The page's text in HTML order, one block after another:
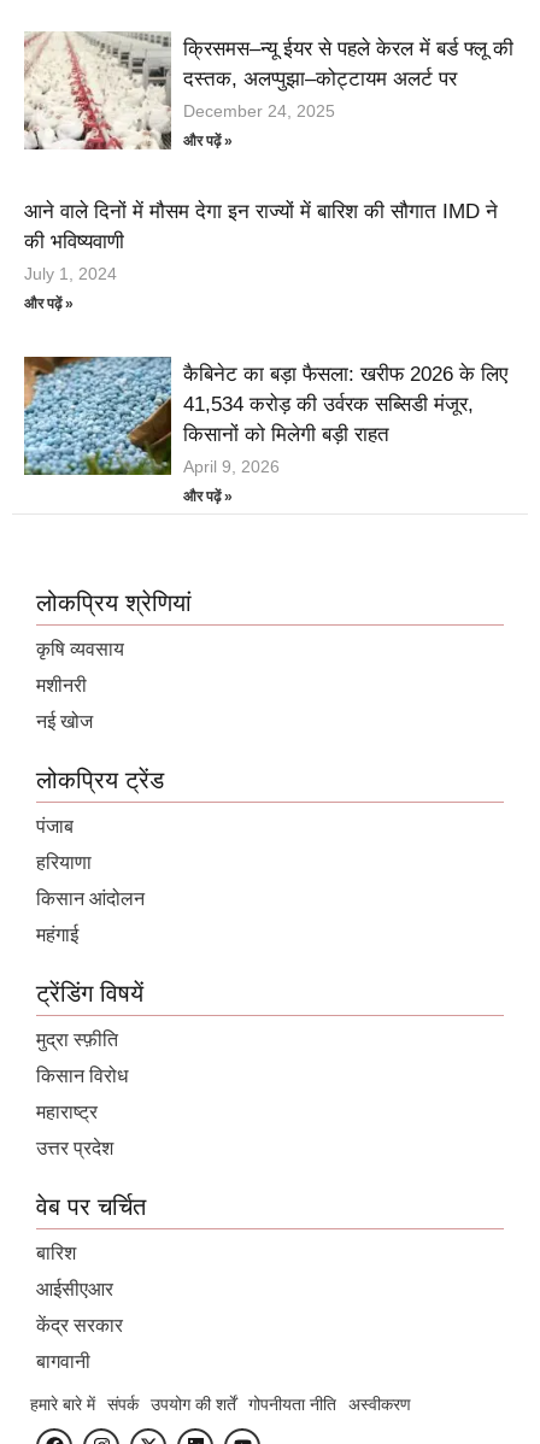
क्रिसमस–न्यू ईयर से पहले केरल में बर्ड फ्लू की
दस्तक, अलप्पुझा–कोट्टायम अलर्ट पर
December 24, 2025
और पढ़ें »
आने वाले दिनों में मौसम देगा इन राज्यों में बारिश की सौगात IMD ने
की भविष्यवाणी
July 1, 2024
और पढ़ें »
कैबिनेट का बड़ा फैसला: खरीफ 2026 के लिए
41,534 करोड़ की उर्वरक सब्सिडी मंजूर,
किसानों को मिलेगी बड़ी राहत
April 9, 2026
और पढ़ें »
लोकप्रिय श्रेणियां
कृषि व्यवसाय
मशीनरी
नई खोज
लोकप्रिय ट्रेंड
पंजाब
हरियाणा
किसान आंदोलन
महंगाई
ट्रेंडिंग विषयें
मुद्रा स्फ़ीति
किसान विरोध
महाराष्ट्र
उत्तर प्रदेश
वेब पर चर्चित
बारिश
आईसीएआर
केंद्र सरकार
बागवानी
हमारे बारे में संपर्क उपयोग की शर्तें गोपनीयता नीति अस्वीकरण